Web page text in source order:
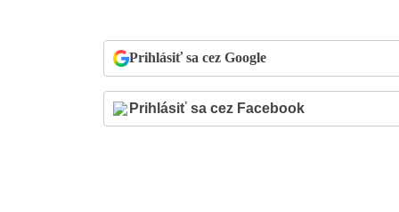
Prihlásiť sa cez Google